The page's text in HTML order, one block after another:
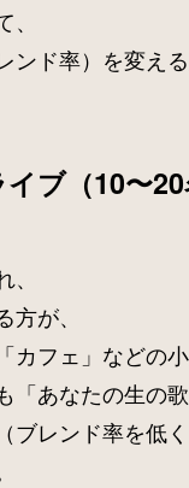
ド率）を変える
ブ（10〜20
が、
フェ」などの小
あなたの生の
レンド率を低く